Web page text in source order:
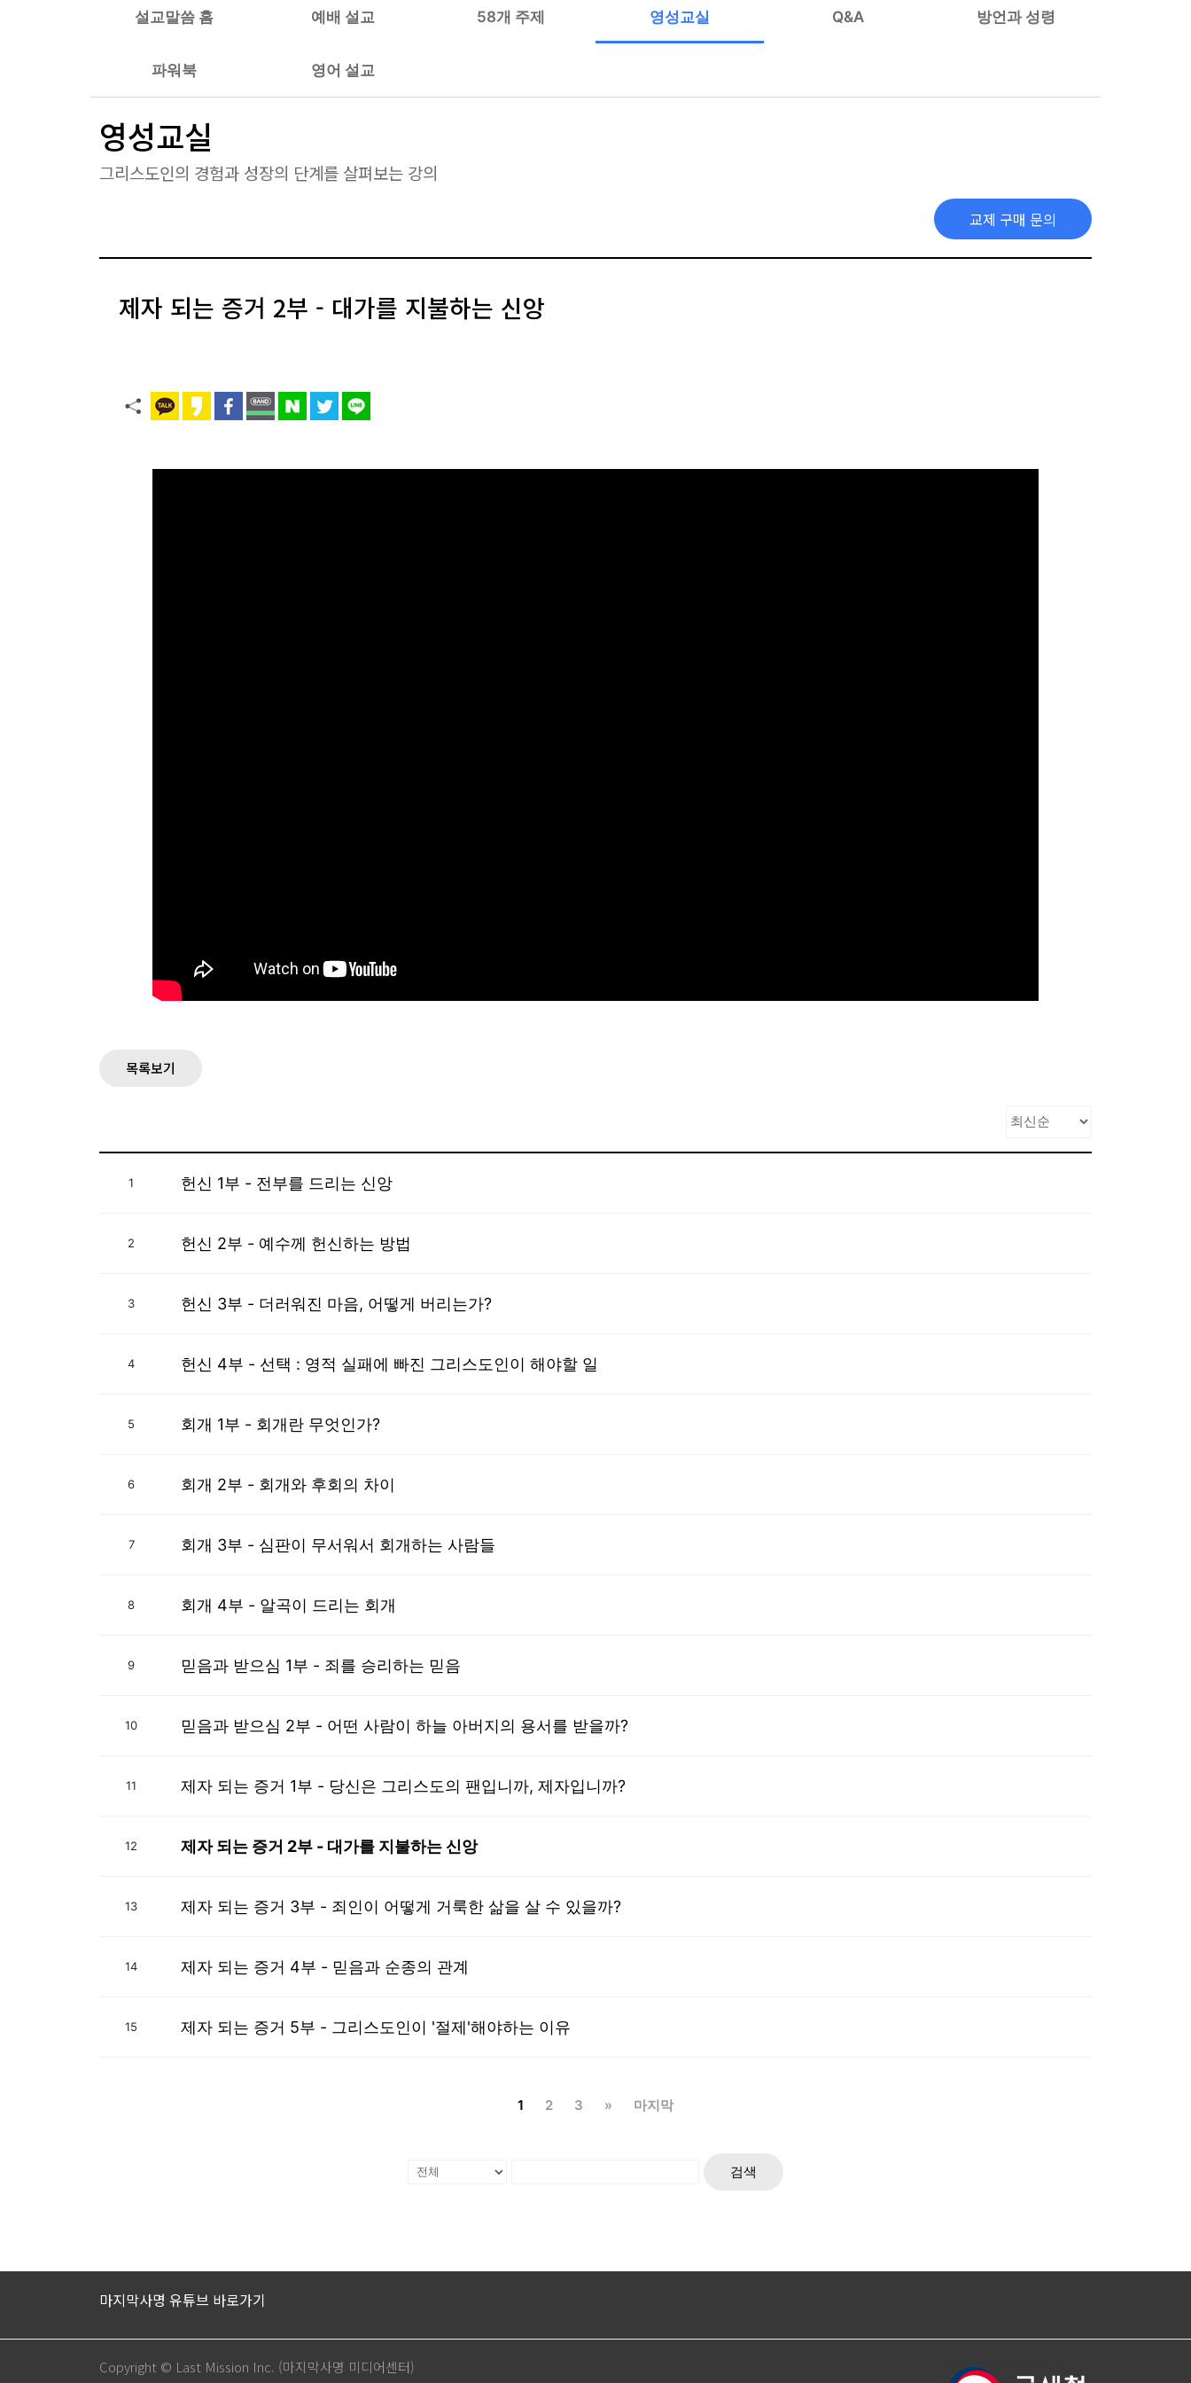
설교말씀 홈 예배 설교 58개 주제 영성교실 Q&A 방언과 성령
파워북 영어 설교
영성교실
그리스도인의 경험과 성장의 단계를 살펴보는 강의
교제 구매 문의
제자 되는 증거 2부 - 대가를 지불하는 신앙
목록보기
1 헌신 1부 - 전부를 드리는 신앙
2 헌신 2부 - 예수께 헌신하는 방법
3 헌신 3부 - 더러워진 마음, 어떻게 버리는가?
4 헌신 4부 - 선택 : 영적 실패에 빠진 그리스도인이 해야할 일
5 회개 1부 - 회개란 무엇인가?
6 회개 2부 - 회개와 후회의 차이
7 회개 3부 - 심판이 무서워서 회개하는 사람들
8 회개 4부 - 알곡이 드리는 회개
9 믿음과 받으심 1부 - 죄를 승리하는 믿음
10 믿음과 받으심 2부 - 어떤 사람이 하늘 아버지의 용서를 받을까?
11 제자 되는 증거 1부 - 당신은 그리스도의 팬입니까, 제자입니까?
12 제자 되는 증거 2부 - 대가를 지불하는 신앙
13 제자 되는 증거 3부 - 죄인이 어떻게 거룩한 삶을 살 수 있을까?
14 제자 되는 증거 4부 - 믿음과 순종의 관계
15 제자 되는 증거 5부 - 그리스도인이 '절제'해야하는 이유
1 2 3 » 마지막
검색
마지막사명 유튜브 바로가기
Copyright © Last Mission Inc. (마지막사명 미디어센터)